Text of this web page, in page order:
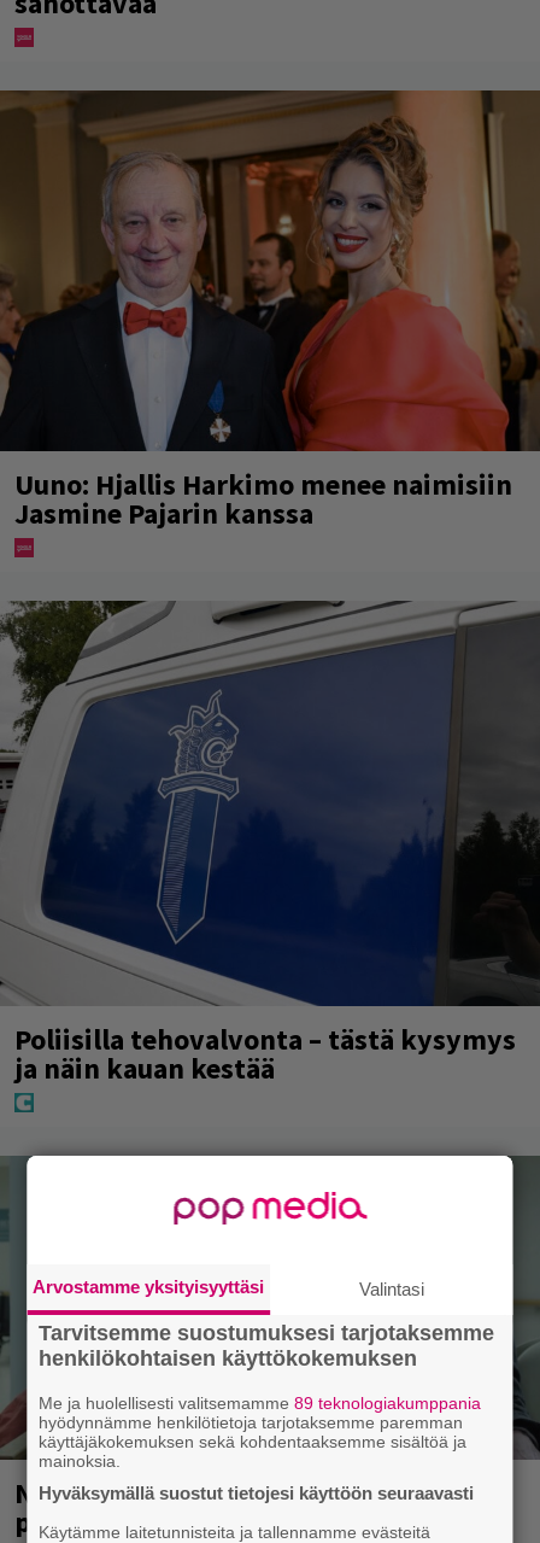
Uuno: Hjallis Harkimo menee naimisiin
Jasmine Pajarin kanssa
Poliisilla tehovalvonta – tästä kysymys
ja näin kauan kestää
Nyt Netflixissä: Yksi viime vuosien
parhaista rikossarjoista – IMDB-arvio
Arvostamme yksityisyyttäsi Valintasi
Tarvitsemme suostumuksesi tarjotaksemme
henkilökohtaisen käyttökokemuksen
Me ja huolellisesti valitsemamme89 teknologiakumppania
hyödynnämme henkilötietoja tarjotaksemme paremman
käyttäjäkokemuksen sekä kohdentaaksemme sisältöä ja
mainoksia.
Hyväksymällä suostut tietojesi käyttöön seuraavasti
Käytämme laitetunnisteita ja tallennamme evästeitä